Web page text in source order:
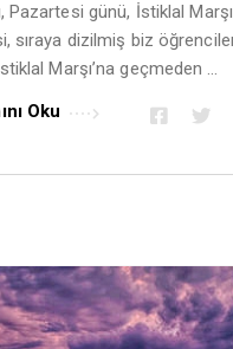
Pazartesi günü, İstiklal
sıraya dizilmiş biz
Marşı’na geçmeden …
Oku